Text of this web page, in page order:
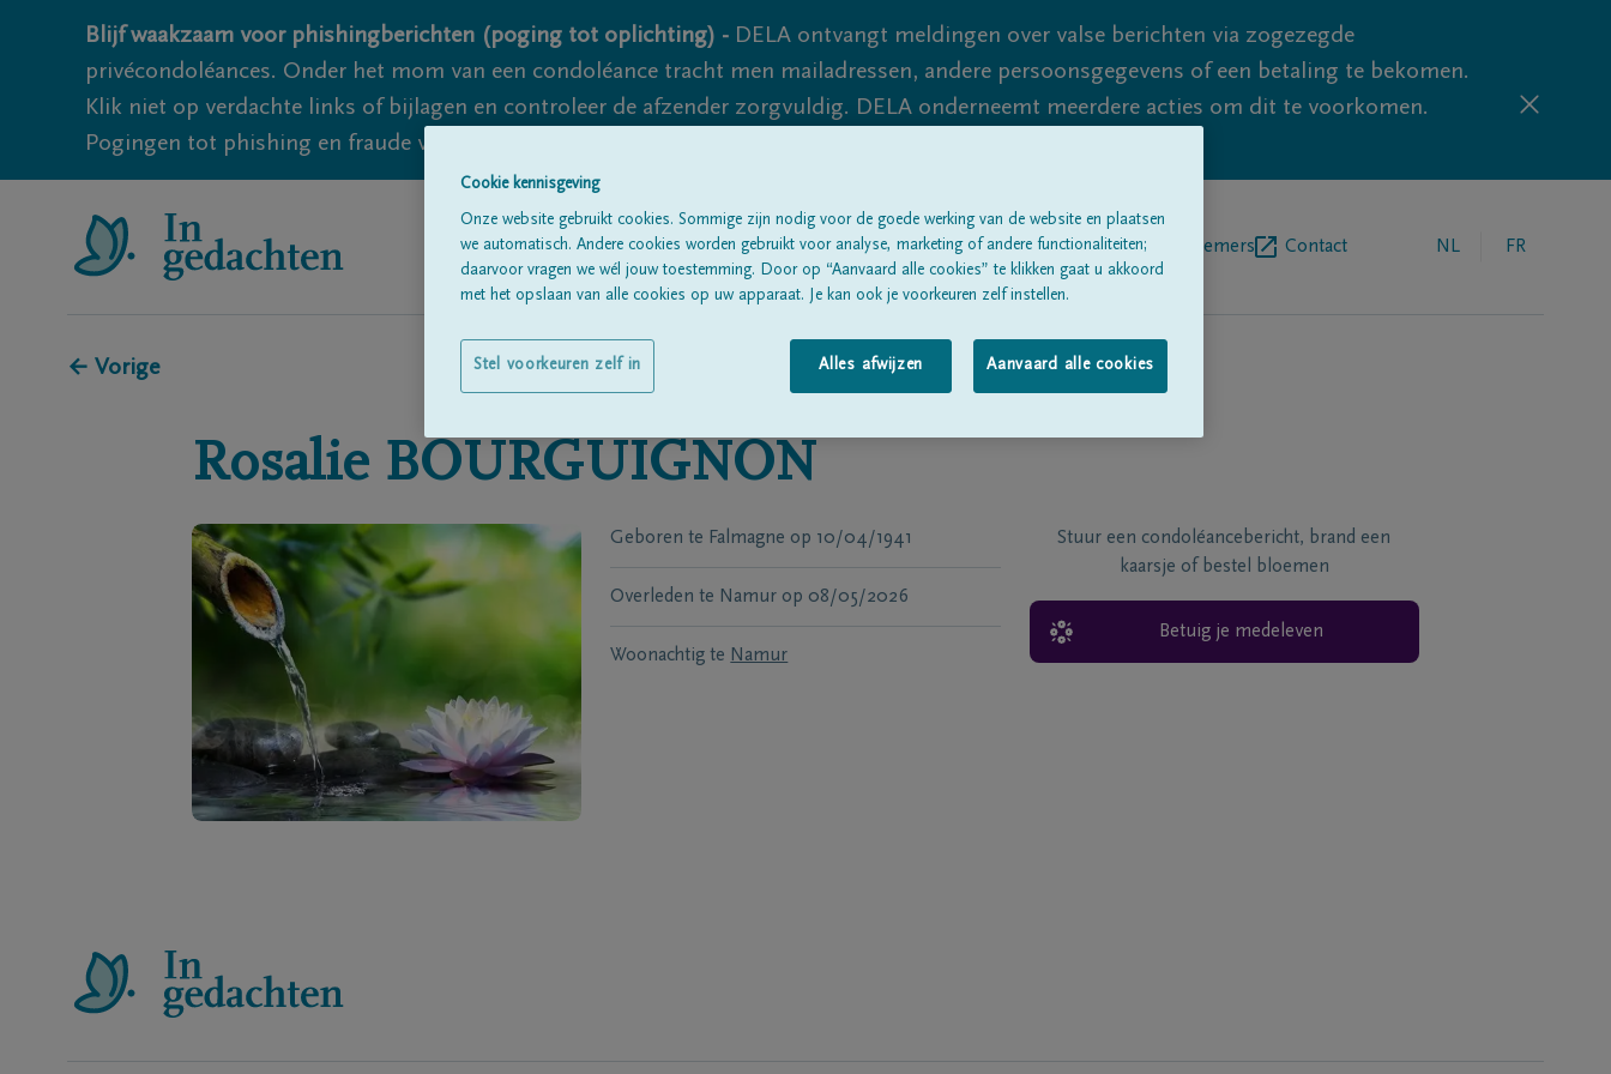
Blijf waakzaam voor phishingberichten (poging tot oplichting) - DELA ontvangt meldingen over valse berichten via zogezegde
privécondoléances. Onder het mom van een condoléance tracht men mailadressen, andere persoonsgegevens of een betaling te bekomen.
Klik niet op verdachte links of bijlagen en controleer de afzender zorgvuldig. DELA onderneemt meerdere acties om dit te voorkomen.
Pogingen tot phishing en fraude vallen echter nooit volledig uit te sluiten, dus blijf waakzaam.
Alle rouwberichten Over onsBegrafenisondernemers Contact NL FR
← Vorige
Rosalie BOURGUIGNON
Geboren te Falmagne op 10/04/1941
Overleden te Namur op 08/05/2026
Woonachtig te Namur
Stuur een condoléancebericht, brand een
kaarsje of bestel bloemen
Betuig je medeleven
Cookie kennisgeving
Onze website gebruikt cookies. Sommige zijn nodig voor de goede werking van de website en plaatsen
we automatisch. Andere cookies worden gebruikt voor analyse, marketing of andere functionaliteiten;
daarvoor vragen we wél jouw toestemming. Door op “Aanvaard alle cookies” te klikken gaat u akkoord
met het opslaan van alle cookies op uw apparaat. Je kan ook je voorkeuren zelf instellen.
Alles afwijzen Aanvaard alle cookies
Stel voorkeuren zelf in